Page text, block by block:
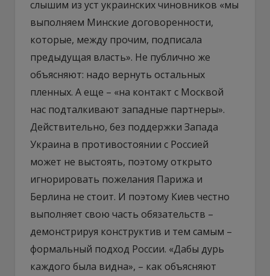
слышим из уст украинских чиновников «мы
выполняем Минские договоренности,
которые, между прочим, подписала
предыдущая власть». Не публично же
объясняют: надо вернуть остальных
пленных. А еще – «на контакт с Москвой
нас подталкивают западные партнеры».
Действительно, без поддержки Запада
Украина в противостоянии с Россией
может не выстоять, поэтому открыто
игнорировать пожелания Парижа и
Берлина не стоит. И поэтому Киев честно
выполняет свою часть обязательств –
демонстрируя конструктив и тем самым –
формальный подход России. «Дабы дурь
каждого была видна», – как объясняют